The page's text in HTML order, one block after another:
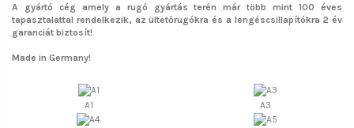
A gyártó cég amely a rugó gyártás terén már több mint 100 éves
tapasztalattal rendelkezik, az ültetőrugókra és a lengéscsillapítókra 2 év
garanciát biztosít!
Made in Germany!
A1 A3